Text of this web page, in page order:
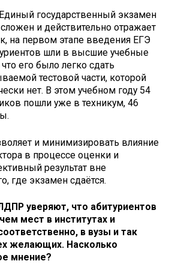
государственный экзамен
и действительно отражает
на первом этапе введения ЕГЭ
шли в высшие учебные
его было легко сдать
тестовой части, которой
нет. В этом учебном году 54
пошли уже в техникум, 46
и минимизировать влияние
в процессе оценки и
результат вне
где экзамен сдаётся.
уверяют, что абитуриентов
мест в институтах и
в вузы и так
желающих. Насколько
мнение?